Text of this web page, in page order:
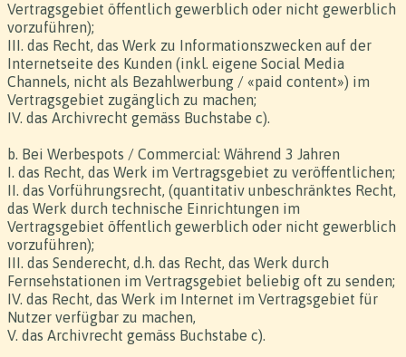
Vertragsgebiet öffentlich gewerblich oder nicht gewerblich
vorzuführen);
III. das Recht, das Werk zu Informationszwecken auf der
Internetseite des Kunden (inkl. eigene Social Media
Channels, nicht als Bezahlwerbung / «paid content») im
Vertragsgebiet zugänglich zu machen;
IV. das Archivrecht gemäss Buchstabe c).
b. Bei Werbespots / Commercial: Während 3 Jahren
I. das Recht, das Werk im Vertragsgebiet zu veröffentlichen;
II. das Vorführungsrecht, (quantitativ unbeschränktes Recht,
das Werk durch technische Einrichtungen im
Vertragsgebiet öffentlich gewerblich oder nicht gewerblich
vorzuführen);
III. das Senderecht, d.h. das Recht, das Werk durch
Fernsehstationen im Vertragsgebiet beliebig oft zu senden;
IV. das Recht, das Werk im Internet im Vertragsgebiet für
Nutzer verfügbar zu machen,
V. das Archivrecht gemäss Buchstabe c).